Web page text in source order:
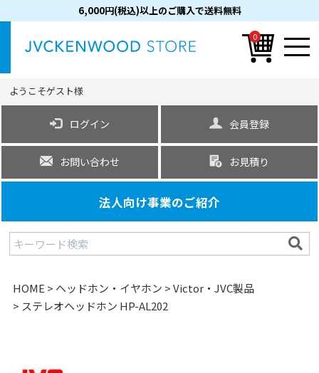
6,000円(税込)以上のご購入で送料無料
0
ようこそゲスト様
ログイン 会員登録
お問い合わせ お見積り
法人向け事業のご紹介
HOME ヘッドホン・イヤホン
Victor・JVC製品
ステレオヘッドホン HP-AL202